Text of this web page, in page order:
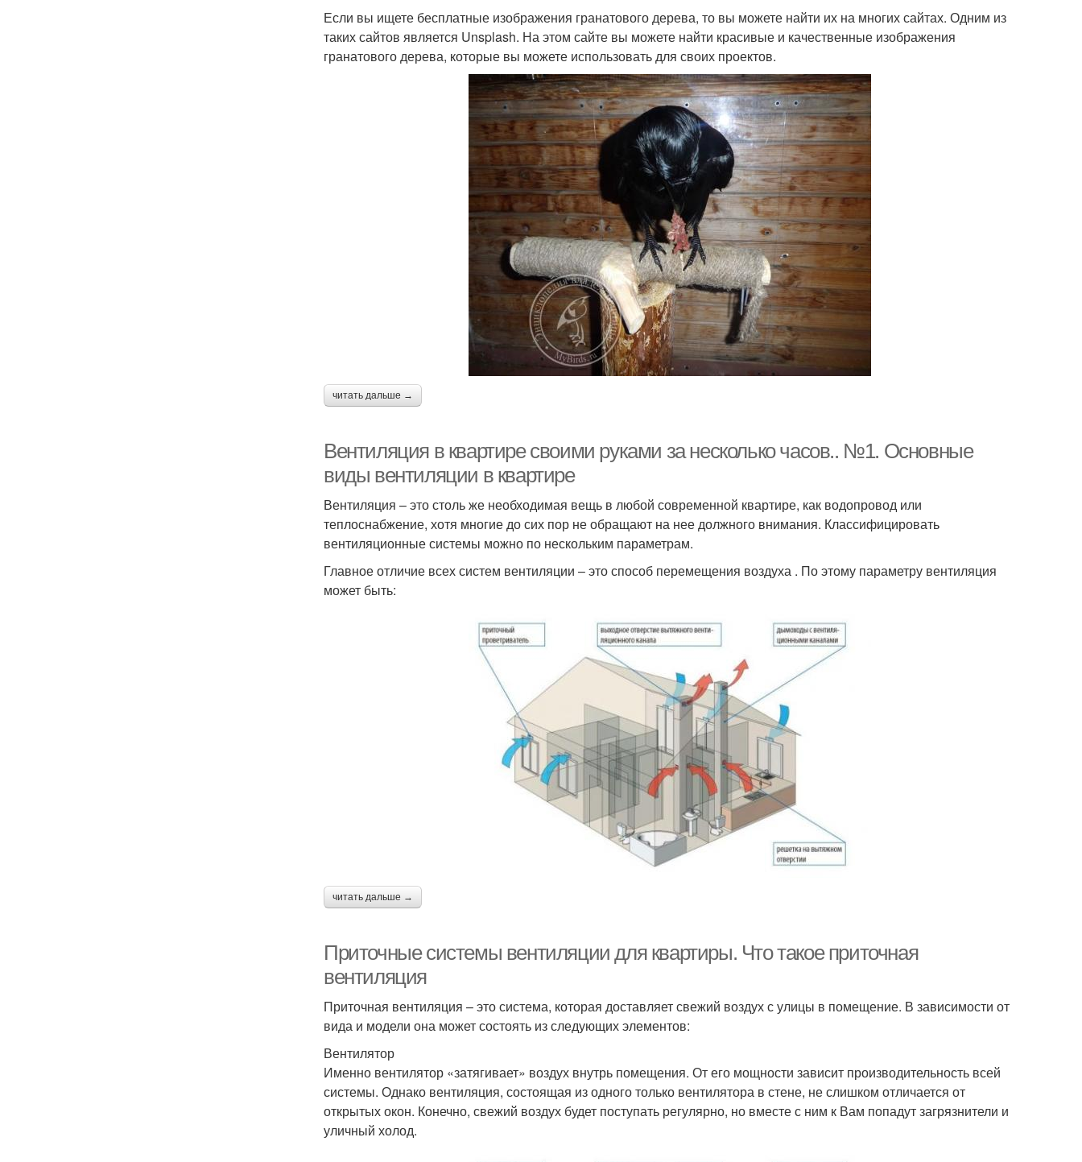
Если вы ищете бесплатные изображения гранатового дерева, то вы можете найти их на многих сайтах. Одним из
таких сайтов является Unsplash. На этом сайте вы можете найти красивые и качественные изображения
гранатового дерева, которые вы можете использовать для своих проектов.
читать дальше →
Вентиляция в квартире своими руками за несколько часов.. №1. Основные
виды вентиляции в квартире
Вентиляция – это столь же необходимая вещь в любой современной квартире, как водопровод или
теплоснабжение, хотя многие до сих пор не обращают на нее должного внимания. Классифицировать
вентиляционные системы можно по нескольким параметрам.
Главное отличие всех систем вентиляции – это способ перемещения воздуха . По этому параметру вентиляция
может быть:
читать дальше →
Приточные системы вентиляции для квартиры. Что такое приточная
вентиляция
Приточная вентиляция – это система, которая доставляет свежий воздух с улицы в помещение. В зависимости от
вида и модели она может состоять из следующих элементов:
Вентилятор
Именно вентилятор «затягивает» воздух внутрь помещения. От его мощности зависит производительность всей
системы. Однако вентиляция, состоящая из одного только вентилятора в стене, не слишком отличается от
открытых окон. Конечно, свежий воздух будет поступать регулярно, но вместе с ним к Вам попадут загрязнители и
уличный холод.